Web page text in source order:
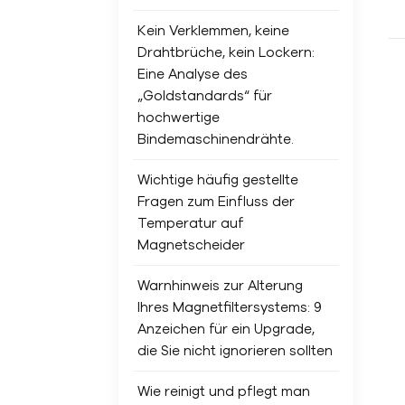
Kein Verklemmen, keine
Drahtbrüche, kein Lockern:
Eine Analyse des
„Goldstandards“ für
hochwertige
Bindemaschinendrähte.
Wichtige häufig gestellte
Fragen zum Einfluss der
Temperatur auf
Magnetscheider
Warnhinweis zur Alterung
Ihres Magnetfiltersystems: 9
Anzeichen für ein Upgrade,
die Sie nicht ignorieren sollten
Wie reinigt und pflegt man